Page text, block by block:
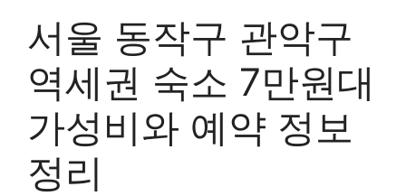
서울 동작구 관악구
역세권 숙소 7만원대
가성비와 예약 정보
정리